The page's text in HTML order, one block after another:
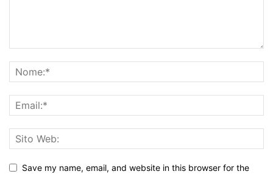
Save my name, email, and website in this browser for the